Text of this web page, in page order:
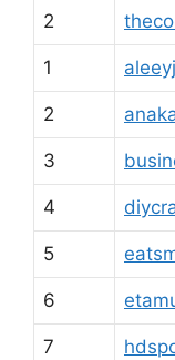
2
1
2
3
4
5
6
7